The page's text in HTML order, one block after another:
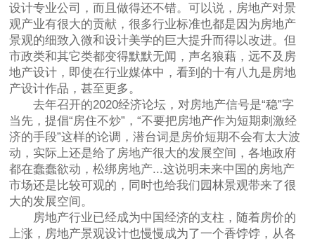
设计专业公司，而且做得还不错。可以说，房地产对景
观产业有很大的贡献，很多行业标准也都是因为房地产
景观的细致入微和设计美学的巨大提升而得以改进。但
市政类和其它类都变得默默无闻，声名狼藉，远不及房
地产设计，即使在行业媒体中，看到的十有八九是房地
产设计作品，甚至更多。
去年召开的2020经济论坛，对房地产信号是“稳”字
当先，提倡“房住不炒”，“不要把房地产作为短期刺激经
济的手段”这样的论调，潜台词是房价短期不会有太大波
动，实际上还是给了房地产很大的发展空间，各地政府
都在蠢蠢欲动，松绑房地产...这说明未来中国的房地产
市场还是比较可观的，同时也给我们园林景观带来了很
大的发展空间。
房地产行业已经成为中国经济的支柱，随着房价的
上涨，房地产景观设计也慢慢成为了一个香饽饽，从各